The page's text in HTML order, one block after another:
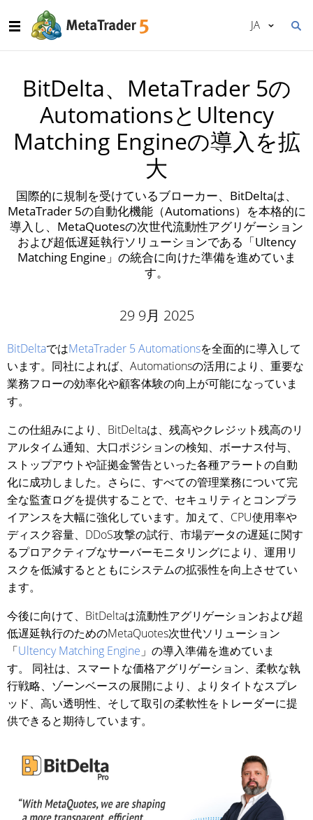
JA
BitDelta、MetaTrader 5の
AutomationsとUltency
Matching Engineの導入を拡
大
国際的に規制を受けているブローカー、BitDeltaは、
MetaTrader 5の自動化機能（Automations）を本格的に
導入し、MetaQuotesの次世代流動性アグリゲーション
および超低遅延執行ソリューションである「Ultency
Matching Engine」の統合に向けた準備を進めていま
す。
29 9月 2025
BitDeltaではMetaTrader 5 Automationsを全面的に導入して
います。同社によれば、Automationsの活用により、重要な
業務フローの効率化や顧客体験の向上が可能になっていま
す。
この仕組みにより、BitDeltaは、残高やクレジット残高のリ
アルタイム通知、大口ポジションの検知、ボーナス付与、
ストップアウトや証拠金警告といった各種アラートの自動
化に成功しました。さらに、すべての管理業務について完
全な監査ログを提供することで、セキュリティとコンプラ
イアンスを大幅に強化しています。加えて、CPU使用率や
ディスク容量、DDoS攻撃の試行、市場データの遅延に関す
るプロアクティブなサーバーモニタリングにより、運用リ
スクを低減するとともにシステムの拡張性を向上させてい
ます。
今後に向けて、BitDeltaは流動性アグリゲーションおよび超
低遅延執行のためのMetaQuotes次世代ソリューション
「Ultency Matching Engine 」の導入準備を進めていま
す。 同社は、スマートな価格アグリゲーション、柔軟な執
行戦略、ゾーンベースの展開により、よりタイトなスプレ
ッド、高い透明性、そして取引の柔軟性をトレーダーに提
供できると期待しています。